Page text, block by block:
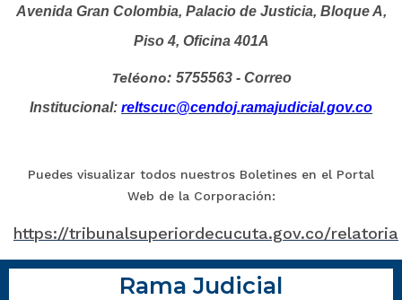
Avenida Gran Colombia, Palacio de Justicia, Bloque A,
Piso 4, Oficina 401A
Teléono: 5755563 - Correo
Institucional: reltscuc@cendoj.ramajudicial.gov.co
Puedes visualizar todos nuestros Boletines en el Portal
Web de la Corporación:
https://tribunalsuperiordecucuta.gov.co/relatoria
Rama Judicial